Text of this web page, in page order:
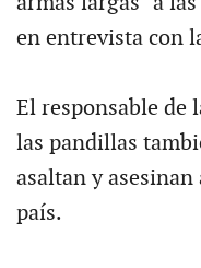
en entrevista con
El responsable de
las pandillas
asaltan y
país.